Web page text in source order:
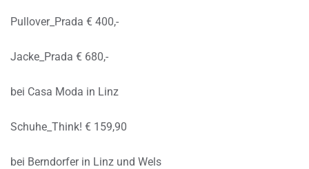
Pullover_Prada € 400,-
Jacke_Prada € 680,-
bei Casa Moda in Linz
Schuhe_Think! € 159,90
bei Berndorfer in Linz und Wels